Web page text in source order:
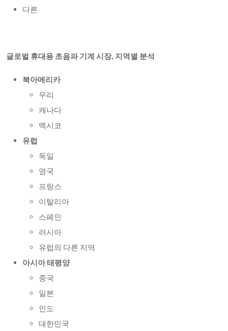
다른
글로벌 휴대용 초음파 기계 시장, 지역별 분석
북아메리카
우리
캐나다
멕시코
유럽
독일
영국
프랑스
이탈리아
스페인
러시아
유럽의 다른 지역
아시아 태평양
중국
일본
인도
대한민국